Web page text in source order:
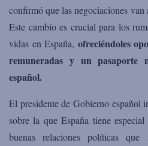
confirmó que las negociaciones van
Este cambio es crucial para los
vidas en España, ofreciéndoles
remuneradas y un pasaporte
español.
El presidente de Gobierno español
sobre la que España tiene
buenas relaciones políticas